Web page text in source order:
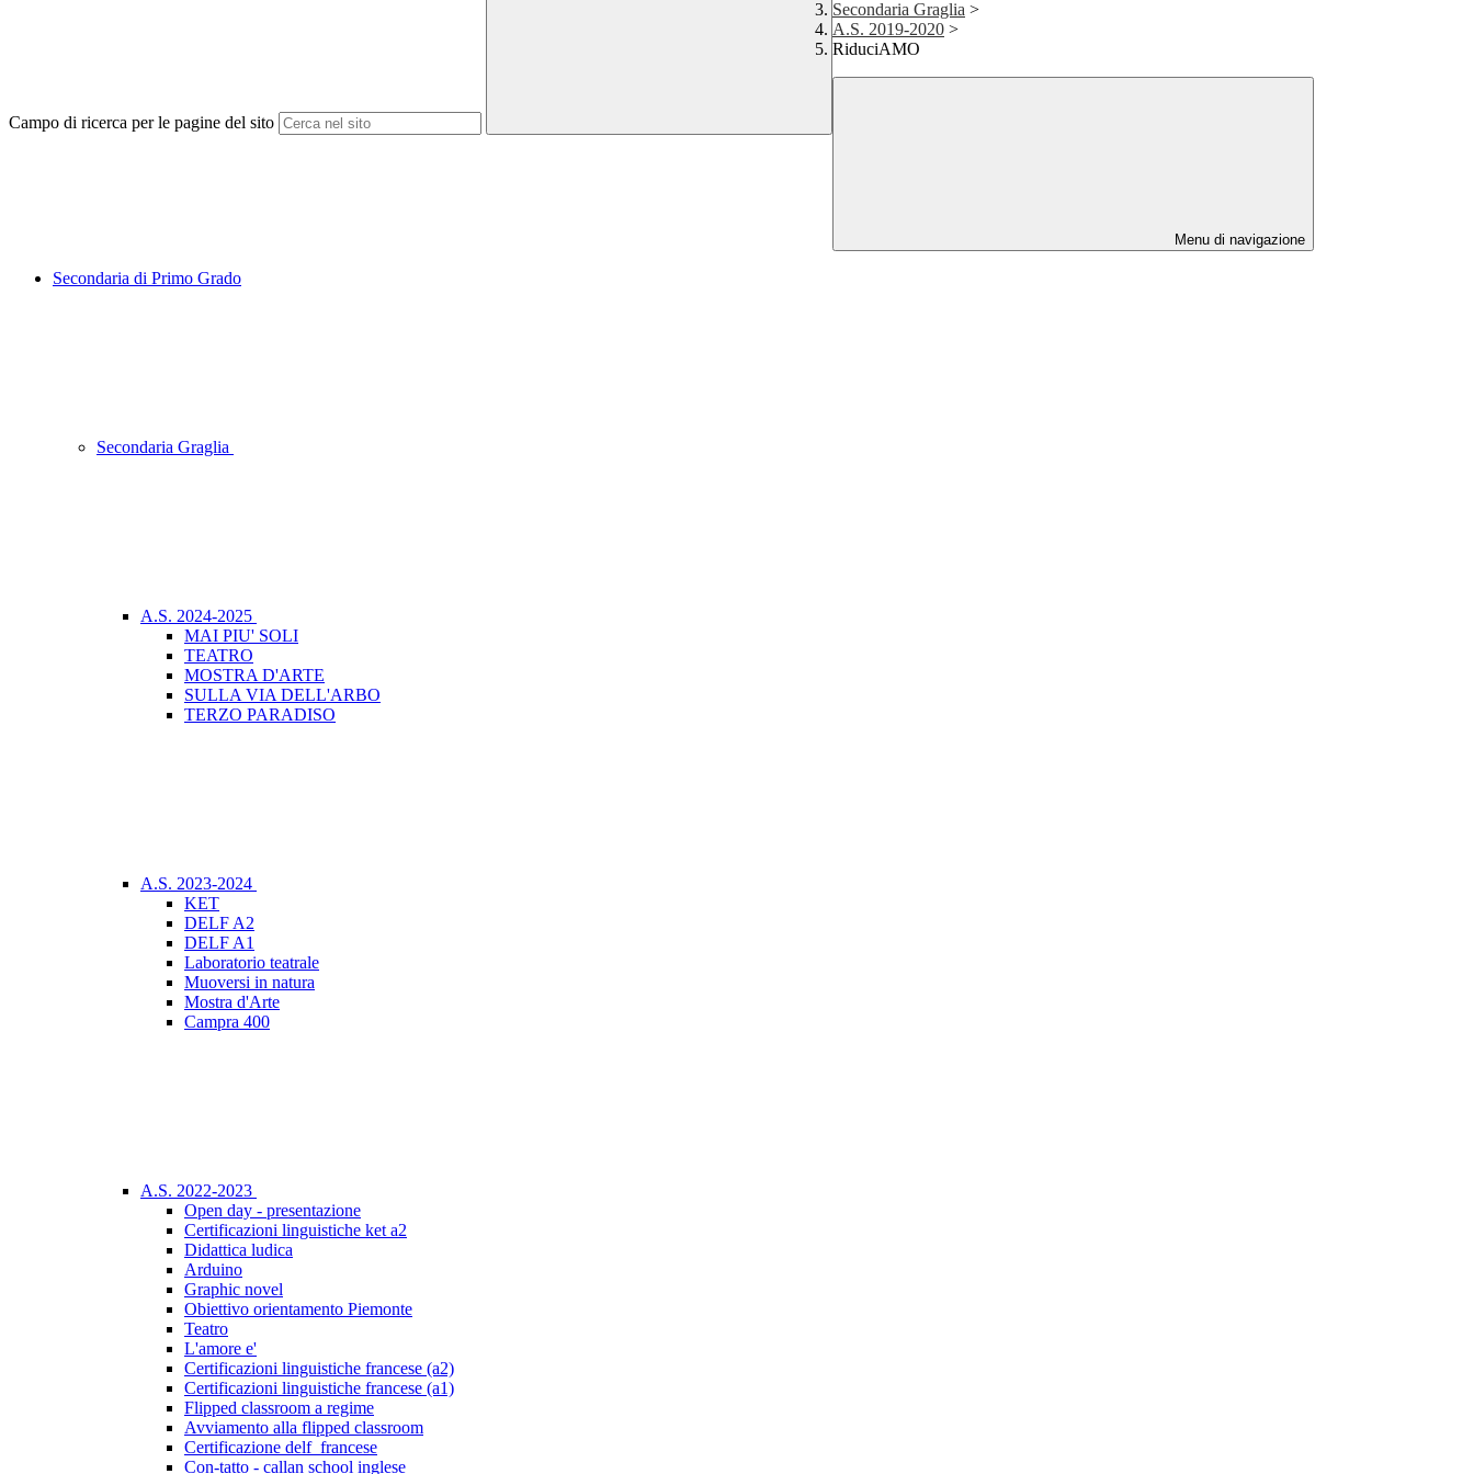
Campo di ricerca per le pagine del sito
Secondaria Graglia >
A.S. 2019-2020 >
RiduciAMO
Menu di navigazione
Secondaria di Primo Grado
Secondaria Graglia
A.S. 2024-2025
MAI PIU' SOLI
TEATRO
MOSTRA D'ARTE
SULLA VIA DELL'ARBO
TERZO PARADISO
A.S. 2023-2024
KET
DELF A2
DELF A1
Laboratorio teatrale
Muoversi in natura
Mostra d'Arte
Campra 400
A.S. 2022-2023
Open day - presentazione
Certificazioni linguistiche ket a2
Didattica ludica
Arduino
Graphic novel
Obiettivo orientamento Piemonte
Teatro
L'amore e'
Certificazioni linguistiche francese (a2)
Certificazioni linguistiche francese (a1)
Flipped classroom a regime
Avviamento alla flipped classroom
Certificazione delf_francese
Con-tatto - callan school inglese